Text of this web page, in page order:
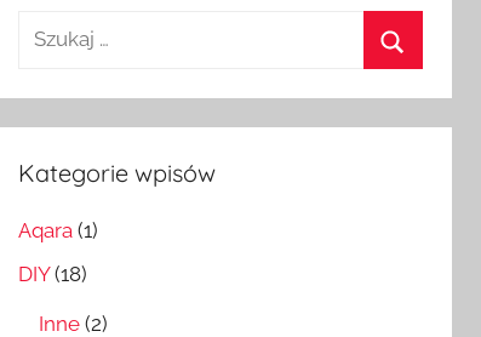
Szukaj:
Kategorie wpisów
Aqara (1)
DIY(18)
Inne (2)